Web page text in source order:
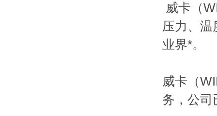
威卡（
压力、温
业界*。
威卡（
务，公司